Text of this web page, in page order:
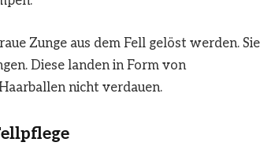
Zunge aus dem Fell gelöst werden. Sie
Diese landen in Form von
nicht verdauen.